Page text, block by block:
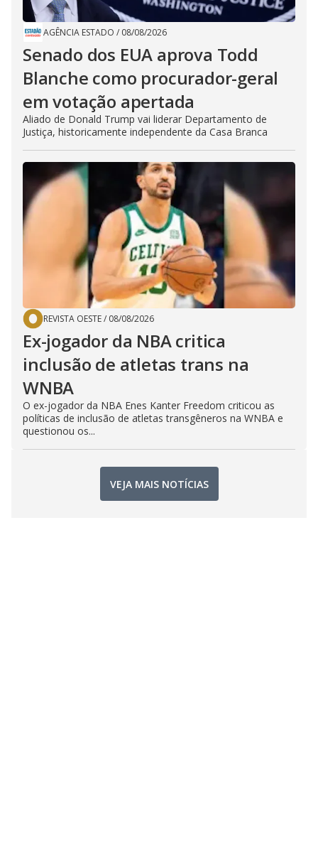
AGÊNCIA ESTADO / 08/08/2026
Senado dos EUA aprova Todd
Blanche como procurador-geral
em votação apertada
Aliado de Donald Trump vai liderar Departamento de
Justiça, historicamente independente da Casa Branca
REVISTA OESTE/ 08/08/2026
Ex-jogador da NBA critica
inclusão de atletas trans na
WNBA
O ex-jogador da NBA Enes Kanter Freedom criticou as
políticas de inclusão de atletas transgêneros na WNBA e
questionou os...
VEJA MAIS NOTÍCIAS